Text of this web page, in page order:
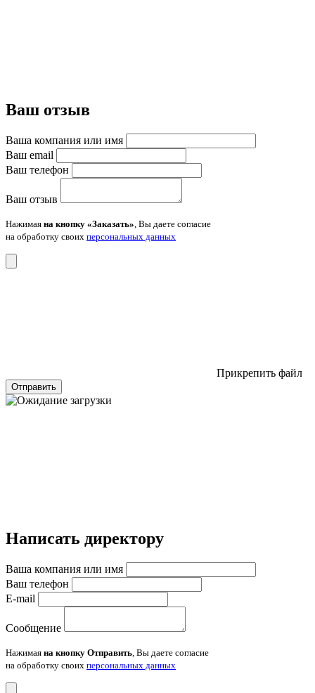
Ваш отзыв
Ваша компания или имя
Ваш email
Ваш телефон
Ваш отзыв
Нажимая на кнопку «Заказать», Вы даете согласие
на обработку своих персональных данных
Прикрепить файл
Отправить
Написать директору
Ваша компания или имя
Ваш телефон
E-mail
Сообщение
Нажимая на кнопку Отправить , Вы даете согласие
на обработку своих персональных данных